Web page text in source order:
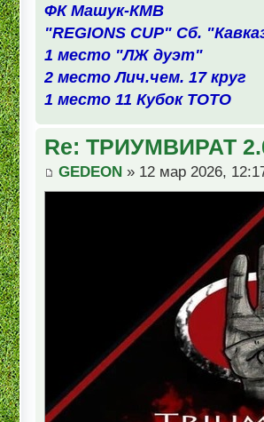
ФК Машук-КМВ
"REGIONS CUP" Сб.
1 место "ЛЖ дуэт"
2 место Лич.чем. 17 круг
1 место 11 Кубок ТОТО
Re: ТРИУМВИРАТ
GEDEON » 12 мар 2026,